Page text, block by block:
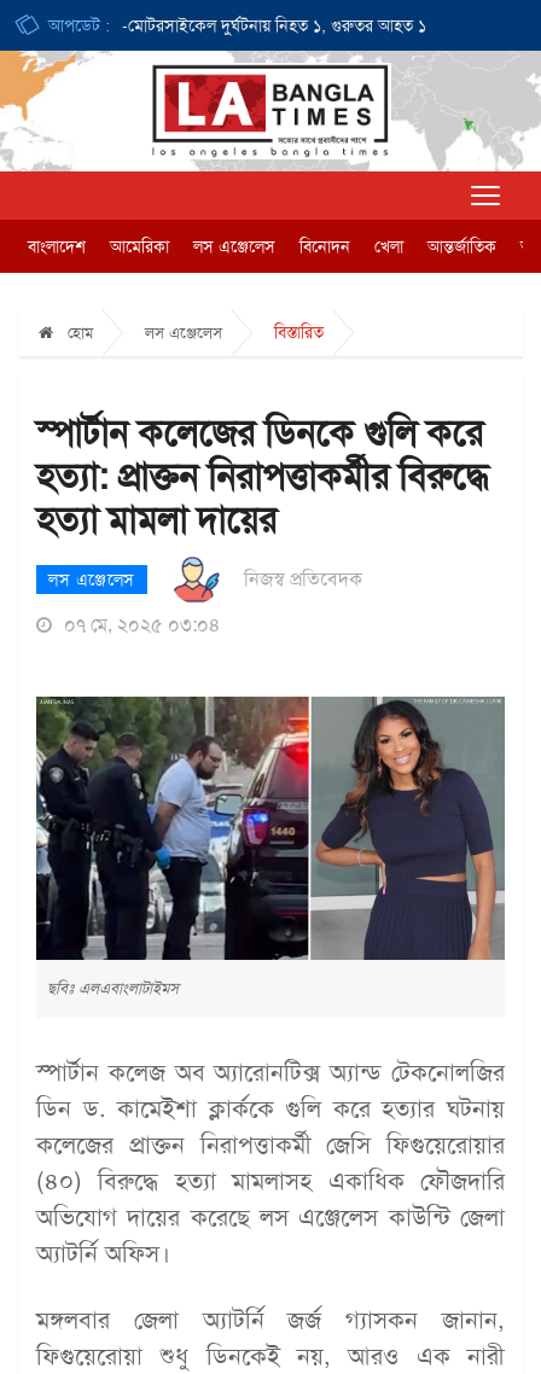
আপডেট :ই-মোটরসাইকেল দুর্ঘটনায় নিহত ১, গুরুতর আহত ১
বাংলাদেশ আমেরিকা লস এঞ্জেলেস বিনোদন খেলা আন্তর্জাতিক
হোম লস এঞ্জেলেস বিস্তারিত
স্পার্টান কলেজের ডিনকে গুলি করে
হত্যা: প্রাক্তন নিরাপত্তাকর্মীর বিরুদ্ধে
হত্যা মামলা দায়ের
লস এঞ্জেলেস
নিজস্ব প্রতিবেদক
০৭ মে, ২০২৫ ০৩:০৪
ছবিঃ এলএবাংলাটাইমস
স্পার্টান কলেজ অব অ্যারোনটিক্স অ্যান্ড টেকনোলজির
ডিন ড. কামেইশা ক্লার্ককে গুলি করে হত্যার ঘটনায়
কলেজের প্রাক্তন নিরাপত্তাকর্মী জেসি ফিগুয়েরোয়ার
(৪০) বিরুদ্ধে হত্যা মামলাসহ একাধিক ফৌজদারি
অভিযোগ দায়ের করেছে লস এঞ্জেলেস কাউন্টি জেলা
অ্যাটর্নি অফিস।
মঙ্গলবার জেলা অ্যাটর্নি জর্জ গ্যাসকন জানান,
ফিগুয়েরোয়া শুধু ডিনকেই নয়, আরও এক নারী